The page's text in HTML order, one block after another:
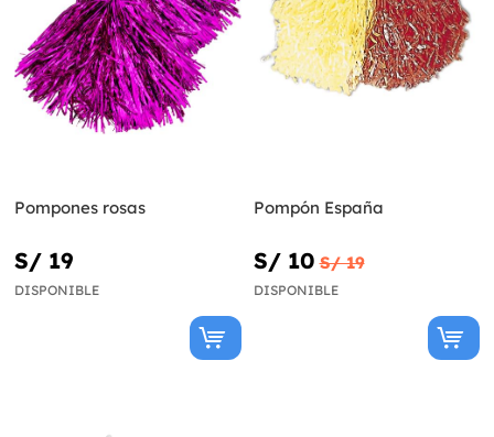
Pompones rosas
S/ 19
DISPONIBLE
Pompón España
S/ 10 S/ 19
DISPONIBLE